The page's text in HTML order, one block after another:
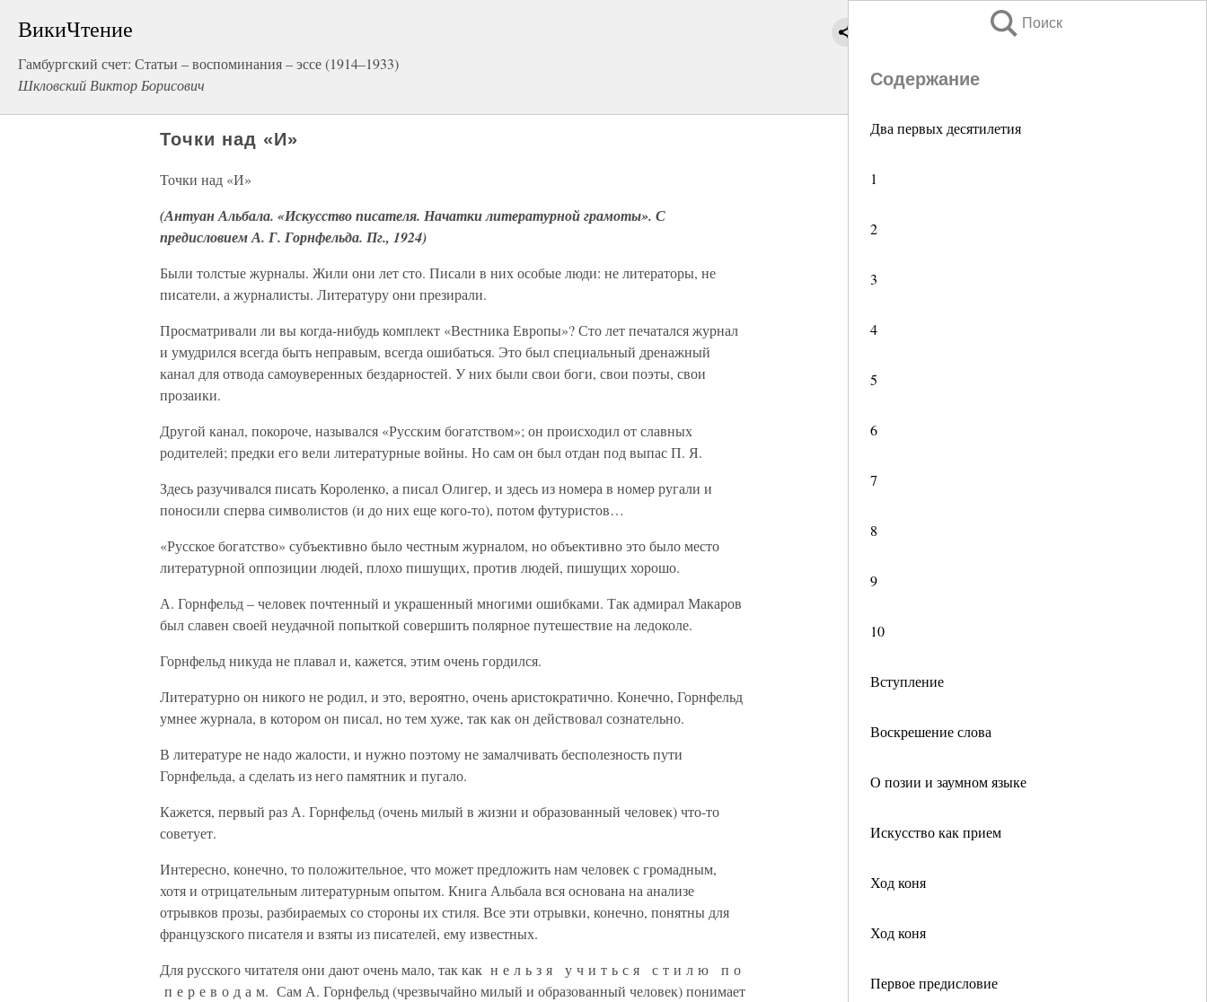
ВикиЧтение
Гамбургский счет: Статьи – воспоминания – эссе (1914–1933)
Шкловский Виктор Борисович
Поиск
Содержание
Два первых десятилетия
1
2
3
4
5
6
7
8
9
10
Вступление
Воскрешение слова
О позии и заумном языке
Искусство как прием
Ход коня
Ход коня
Первое предисловие
Точки над «И»
Точки над «И»
(Антуан Альбала. «Искусство писателя. Начатки литературной грамоты». С
предисловием А. Г. Горнфельда. Пг., 1924)
Были толстые журналы. Жили они лет сто. Писали в них особые люди: не литераторы, не
писатели, а журналисты. Литературу они презирали.
Просматривали ли вы когда-нибудь комплект «Вестника Европы»? Сто лет печатался журнал
и умудрился всегда быть неправым, всегда ошибаться. Это был специальный дренажный
канал для отвода самоуверенных бездарностей. У них были свои боги, свои поэты, свои
прозаики.
Другой канал, покороче, назывался «Русским богатством»; он происходил от славных
родителей; предки его вели литературные войны. Но сам он был отдан под выпас П. Я.
Здесь разучивался писать Короленко, а писал Олигер, и здесь из номера в номер ругали и
поносили сперва символистов (и до них еще кого-то), потом футуристов…
«Русское богатство» субъективно было честным журналом, но объективно это было место
литературной оппозиции людей, плохо пишущих, против людей, пишущих хорошо.
А. Горнфельд – человек почтенный и украшенный многими ошибками. Так адмирал Макаров
был славен своей неудачной попыткой совершить полярное путешествие на ледоколе.
Горнфельд никуда не плавал и, кажется, этим очень гордился.
Литературно он никого не родил, и это, вероятно, очень аристократично. Конечно, Горнфельд
умнее журнала, в котором он писал, но тем хуже, так как он действовал сознательно.
В литературе не надо жалости, и нужно поэтому не замалчивать бесполезность пути
Горнфельда, а сделать из него памятник и пугало.
Кажется, первый раз А. Горнфельд (очень милый в жизни и образованный человек) что-то
советует.
Интересно, конечно, то положительное, что может предложить нам человек с громадным,
хотя и отрицательным литературным опытом. Книга Альбала вся основана на анализе
отрывков прозы, разбираемых со стороны их стиля. Все эти отрывки, конечно, понятны для
французского писателя и взяты из писателей, ему известных.
Для русского читателя они дают очень мало, так как н е л ь з я у ч и т ь с я с т и л ю п о
п е р е в о д а м. Сам А. Горнфельд (чрезвычайно милый и образованный человек) понимает